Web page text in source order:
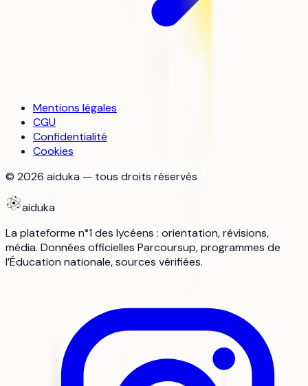
Mentions légales
CGU
Confidentialité
Cookies
© 2026 aiduka — tous droits réservés
aiduka
La plateforme n°1 des lycéens : orientation, révisions,
média. Données officielles Parcoursup, programmes de
l’Éducation nationale, sources vérifiées.